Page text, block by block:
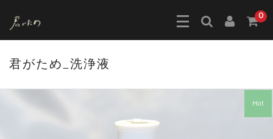
0
君がため_洗浄液
Hot